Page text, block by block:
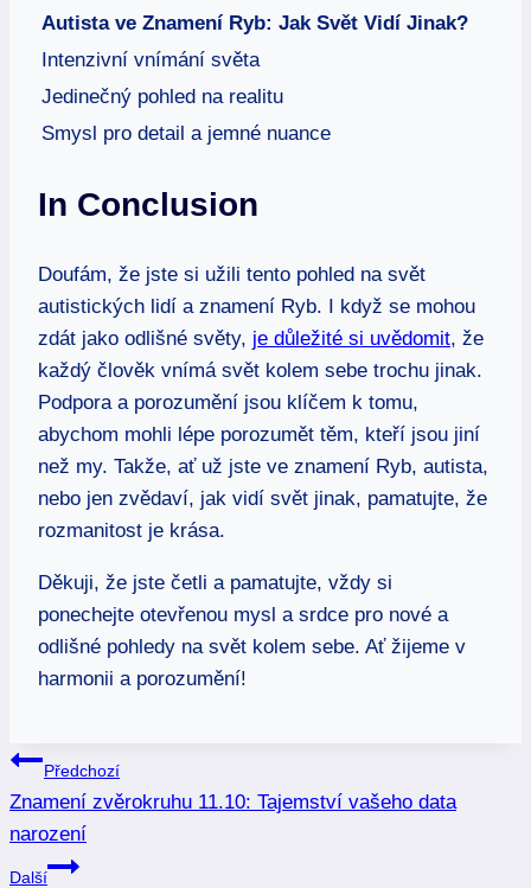
Autista ve Znamení Ryb: Jak Svět Vidí Jinak?
Intenzivní vnímání světa
Jedinečný pohled na realitu
Smysl pro detail a jemné nuance
In Conclusion
Doufám, že jste si užili tento pohled na svět
autistických lidí a znamení Ryb. I když se mohou
zdát jako odlišné světy, je důležité si uvědomit, že
každý člověk vnímá svět kolem sebe trochu jinak.
Podpora a porozumění jsou klíčem k tomu,
abychom mohli lépe porozumět těm, kteří jsou jiní
než my. Takže, ať už jste ve znamení Ryb, autista,
nebo jen zvědaví, jak vidí svět jinak, pamatujte, že
rozmanitost je krása.
Děkuji, že jste četli a pamatujte, vždy si
ponechejte otevřenou mysl a srdce pro nové a
odlišné pohledy na svět kolem sebe. Ať žijeme v
harmonii a porozumění!
Navigace
pro
příspěvek
Předchozí
Znamení zvěrokruhu 11.10: Tajemství vašeho data
narození
Další